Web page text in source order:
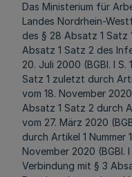
Das Ministerium für
Landes Nordrhein-
des § 28 Absatz 1 Satz
Absatz 1 Satz 2 des
20. Juli 2000 (BGBl. I
Satz 1 zuletzt durch
vom 18. November
Absatz 1 Satz 2 durch
vom 27. März 2020
durch Artikel 1 Nummer
November 2020
Verbindung mit § 3